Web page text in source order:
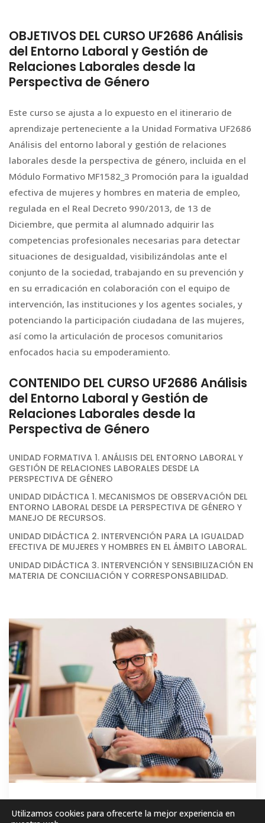
OBJETIVOS DEL CURSO UF2686 Análisis
del Entorno Laboral y Gestión de
Relaciones Laborales desde la
Perspectiva de Género
Este curso se ajusta a lo expuesto en el itinerario de
aprendizaje perteneciente a la Unidad Formativa UF2686
Análisis del entorno laboral y gestión de relaciones
laborales desde la perspectiva de género, incluida en el
Módulo Formativo MF1582_3 Promoción para la igualdad
efectiva de mujeres y hombres en materia de empleo,
regulada en el Real Decreto 990/2013, de 13 de
Diciembre, que permita al alumnado adquirir las
competencias profesionales necesarias para detectar
situaciones de desigualdad, visibilizándolas ante el
conjunto de la sociedad, trabajando en su prevención y
en su erradicación en colaboración con el equipo de
intervención, las instituciones y los agentes sociales, y
potenciando la participación ciudadana de las mujeres,
así como la articulación de procesos comunitarios
enfocados hacia su empoderamiento.
CONTENIDO DEL CURSO UF2686 Análisis
del Entorno Laboral y Gestión de
Relaciones Laborales desde la
Perspectiva de Género
UNIDAD FORMATIVA 1. ANÁLISIS DEL ENTORNO LABORAL Y
GESTIÓN DE RELACIONES LABORALES DESDE LA
PERSPECTIVA DE GÉNERO
UNIDAD DIDÁCTICA 1. MECANISMOS DE OBSERVACIÓN DEL
ENTORNO LABORAL DESDE LA PERSPECTIVA DE GÉNERO Y
MANEJO DE RECURSOS.
UNIDAD DIDÁCTICA 2. INTERVENCIÓN PARA LA IGUALDAD
EFECTIVA DE MUJERES Y HOMBRES EN EL ÁMBITO LABORAL.
UNIDAD DIDÁCTICA 3. INTERVENCIÓN Y SENSIBILIZACIÓN EN
MATERIA DE CONCILIACIÓN Y CORRESPONSABILIDAD.
GRATIS
Utilizamos cookies para ofrecerte la mejor experiencia en